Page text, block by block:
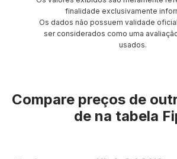
finalidade exclusivamente
Os dados não possuem validade
ser considerados como uma
usados.
Compare preços de
de na tabela